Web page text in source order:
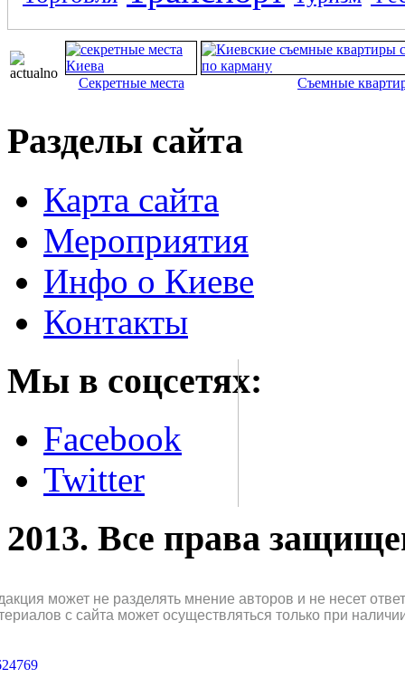
Секретные места Съемные
Разделы сайта
Карта сайта
Мероприятия
Инфо о Киеве
Контакты
Мы в соцсетях:
Facebook
Twitter
2013. Все права
может не разделять мнение авторов и не несет
с сайта может осуществляться только при